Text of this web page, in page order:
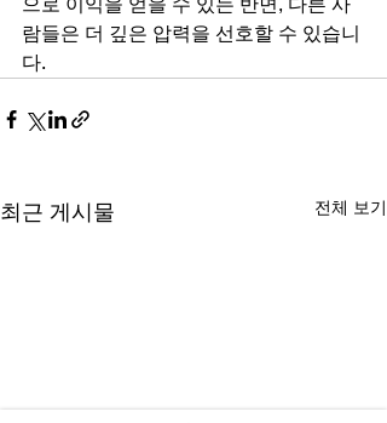
람들은 더 깊은 압력을 선호할 수 있습니
다.
최근 게시물 전체 보기